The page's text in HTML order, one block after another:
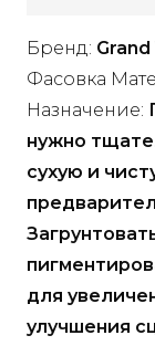
Бренд:
Фасовка
Назначение:
нужно
сухую и
для
улучшения